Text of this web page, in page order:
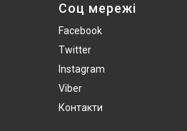
Соц мережі
Facebook
Twitter
Instagram
Viber
Контакти